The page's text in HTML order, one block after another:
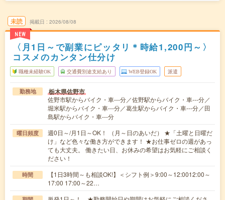
未読
NEW
掲載日 2026/08/08
〈月1日～で副業にピッタリ＊時給1,200円～〉
コスメのカンタン仕分け
職種未経験OK 交通費別途支給あり WEB登録OK 派遣
勤務地 栃木県佐野市
佐野市駅からバイク・車---分／佐野駅からバイク・車---分／
堀米駅からバイク・車---分／葛生駅からバイク・車---分／田
島駅からバイク・車---分
曜日頻度
週0日～/月1日～OK！ （月～日のあいだ） ★「土曜と日曜だ
け」など色々な働き方ができます！ ★お仕事ゼロの週があっ
ても大丈夫。 働きたい日、お休みの希望はお気軽にご相談く
ださい！
時間
【1日3時間～も相談OK!】＜シフト例＞9:00～12:0012:00～
17:00 17:00～22…